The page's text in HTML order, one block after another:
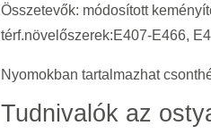
Összetevők: módosított
térf.növelőszerek:E407-E466,
Nyomokban tartalmazhat
Tudnivalók az